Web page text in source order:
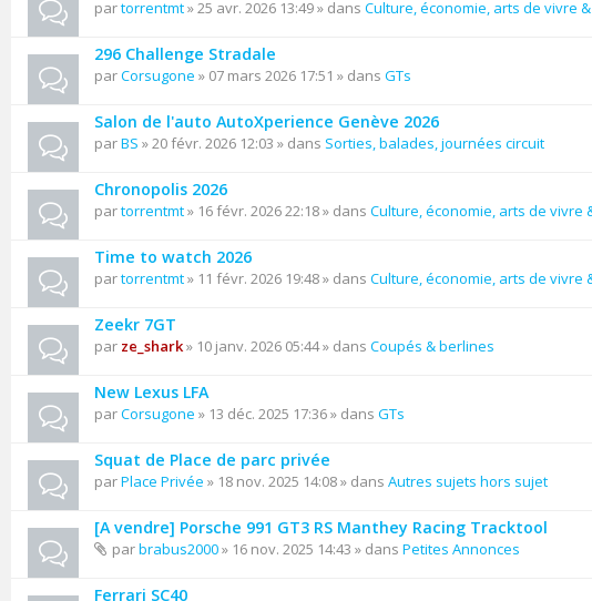
partorrentmt» 25 avr. 2026 13:49 » dans Culture, économie, arts de vivre
296 Challenge Stradale
parCorsugone » 07 mars 2026 17:51 » dans GTs
Salon de l'auto AutoXperience Genève 2026
parBS » 20 févr. 2026 12:03 » dans Sorties, balades, journées circuit
Chronopolis 2026
partorrentmt» 16 févr. 2026 22:18 » dans Culture, économie, arts de vivre
Time to watch 2026
partorrentmt» 11 févr. 2026 19:48 » dans Culture, économie, arts de vivre
Zeekr 7GT
par ze_shark» 10 janv. 2026 05:44 » dans Coupés & berlines
New Lexus LFA
parCorsugone » 13 déc. 2025 17:36 » dans GTs
Squat de Place de parc privée
parPlace Privée » 18 nov. 2025 14:08 » dans Autres sujets hors sujet
[A vendre] Porsche 991 GT3 RS Manthey Racing Tracktool
parbrabus2000» 16 nov. 2025 14:43 » dans Petites Annonces
Ferrari SC40